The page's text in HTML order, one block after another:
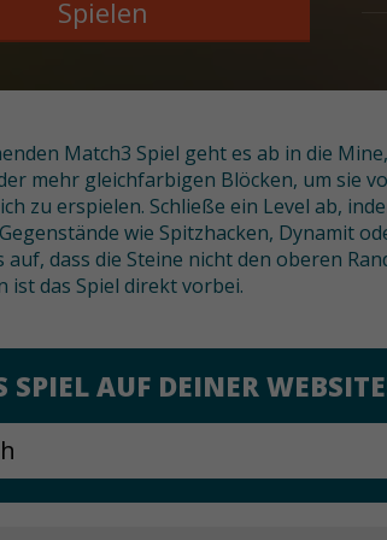
Spielen
Match3 Spiel geht es ab in die
mehr gleichfarbigen Blöcken, um sie
zu erspielen. Schließe ein Level ab,
wie Spitzhacken, Dynamit
dass die Steine nicht den oberen
ist das Spiel direkt vorbei.
SPIEL AUF DEINER